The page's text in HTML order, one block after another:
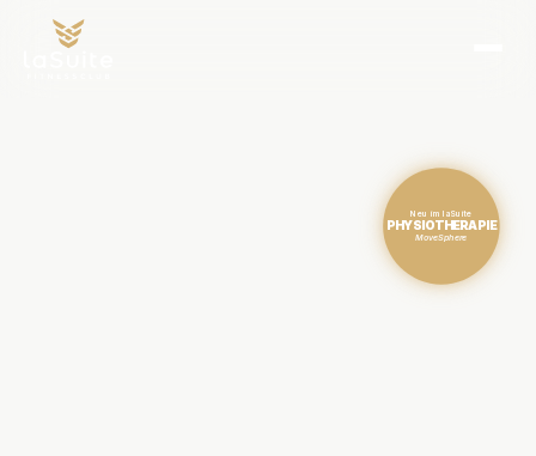
Neu im laSuite
PHYSIOTHERAPIE
MoveSphere